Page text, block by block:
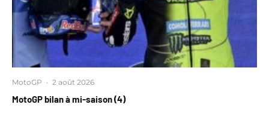
MotoGP · 2 août 2026
MotoGP bilan à mi-saison (4)